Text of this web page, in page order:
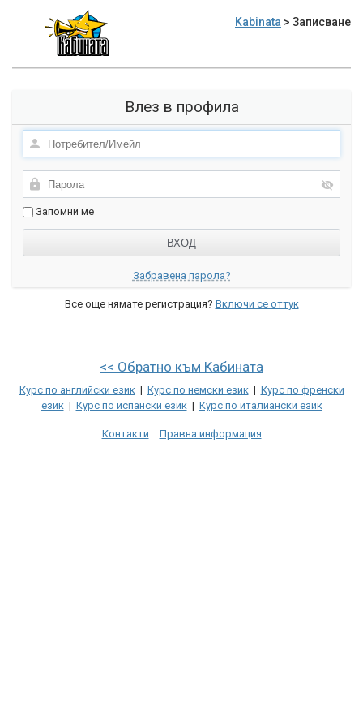
Kabinata > Записване
Влез в профила
Запомни ме
Забравена парола?
Все още нямате регистрация? Включи се оттук
<< Обратно към Кабината
Курс по английски език| Курс по немски език| Курс по френски
език| Курс по испански език| Курс по италиански език
Контакти Правна информация